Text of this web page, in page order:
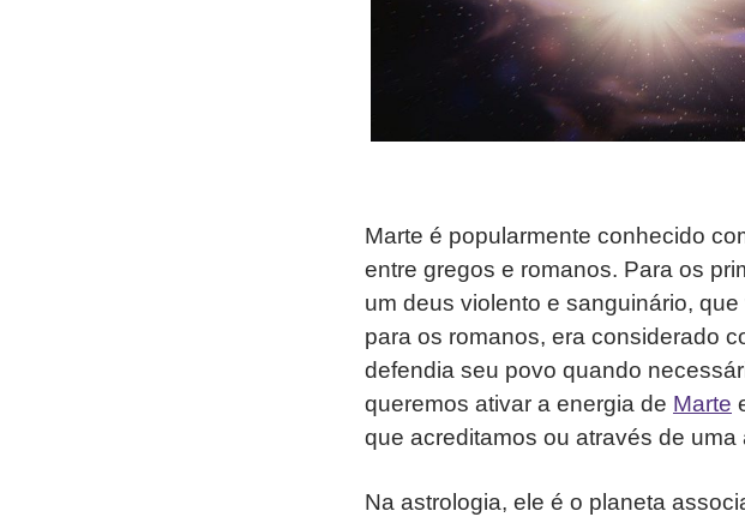
Marte é popularmente conhecido
entre gregos e romanos. Para os
um deus violento e sanguinário,
para os romanos, era considerado
defendia seu povo quando
queremos ativar a energia de Marte
que acreditamos ou através de
Na astrologia, ele é o planeta